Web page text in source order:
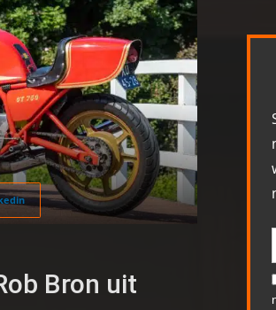
Bron uit